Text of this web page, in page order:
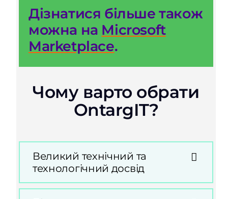
Дізнатися більше також
можна на Microsoft
Marketplace.
Чому варто обрати
OntargIT?
Великий технічний та
технологічний досвід